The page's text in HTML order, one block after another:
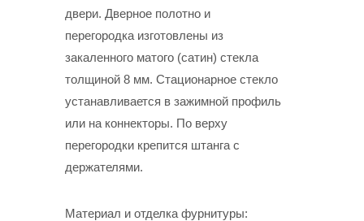
двери. Дверное полотно и
перегородка изготовлены из
закаленного матого (сатин) стекла
толщиной 8 мм. Стационарное стекло
устанавливается в зажимной профиль
или на коннекторы. По верху
перегородки крепится штанга с
держателями.
Материал и отделка фурнитуры: